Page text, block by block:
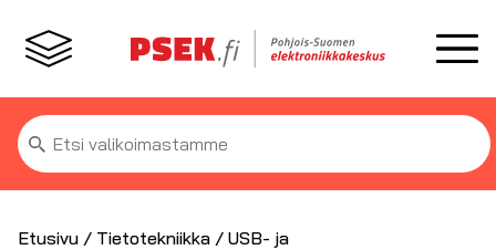
Etsi:
Etusivu / Tietotekniikka / USB- ja